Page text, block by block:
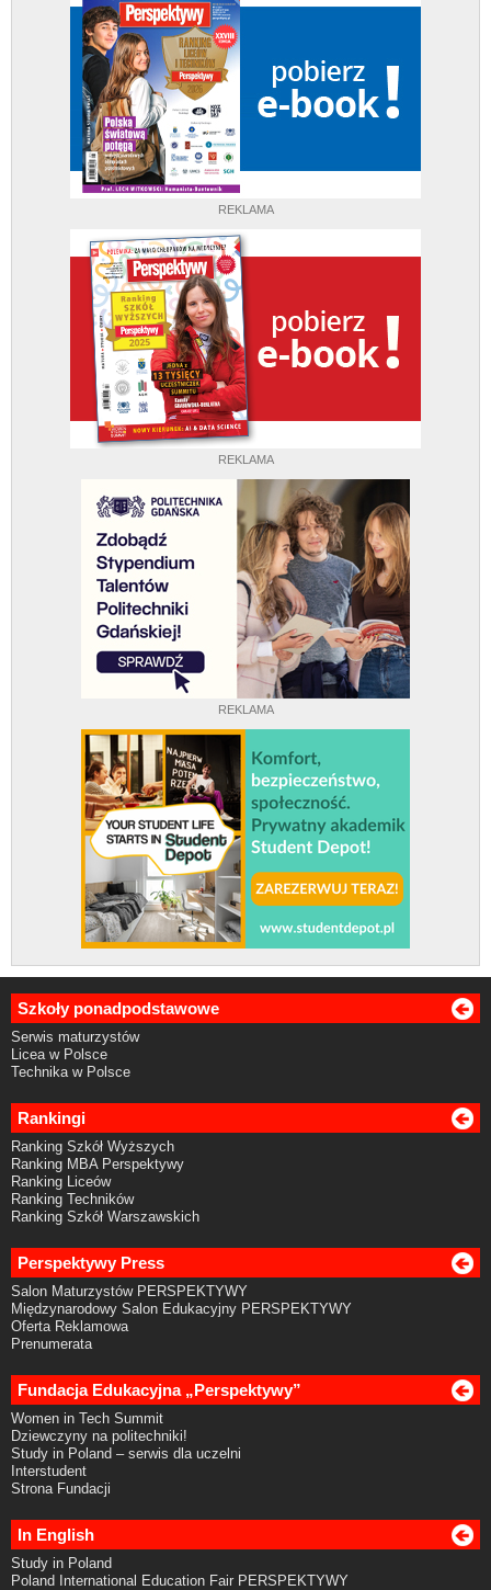
REKLAMA
REKLAMA
REKLAMA
Szkoły ponadpodstawowe
Serwis maturzystów
Licea w Polsce
Technika w Polsce
Rankingi
Ranking Szkół Wyższych
Ranking MBA Perspektywy
Ranking Liceów
Ranking Techników
Ranking Szkół Warszawskich
Perspektywy Press
Salon Maturzystów PERSPEKTYWY
Międzynarodowy Salon Edukacyjny PERSPEKTYWY
Oferta Reklamowa
Prenumerata
Fundacja Edukacyjna „Perspektywy”
Women in Tech Summit
Dziewczyny na politechniki!
Study in Poland – serwis dla uczelni
Interstudent
Strona Fundacji
In English
Study in Poland
Poland International Education Fair PERSPEKTYWY